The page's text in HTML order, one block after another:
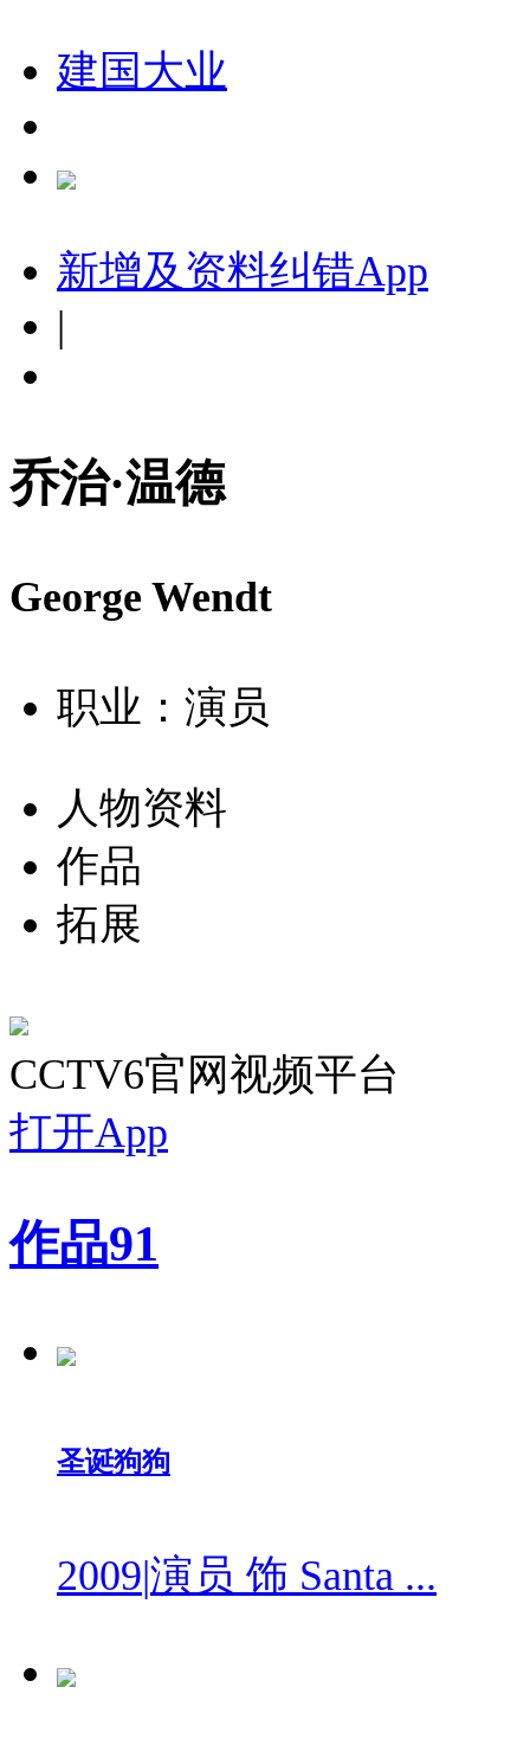
建国大业
新增及资料纠错App
|
乔治·温德
George Wendt
职业：演员
人物资料
作品
拓展
CCTV6官网视频平台
打开App
作品91
圣诞狗狗
2009|演员 饰 Santa ...